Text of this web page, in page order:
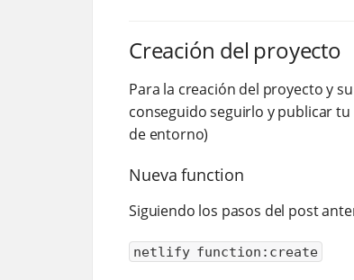
Creación del proyecto
Para la creación del proyecto y
conseguido seguirlo y publicar
de entorno)
Nueva function
Siguiendo los pasos del post
netlify function:create